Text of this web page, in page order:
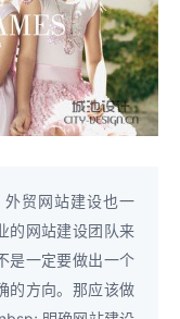
贸网站建设也一
的网站建设团队来
是一定要做出一个
的方向。那应该做